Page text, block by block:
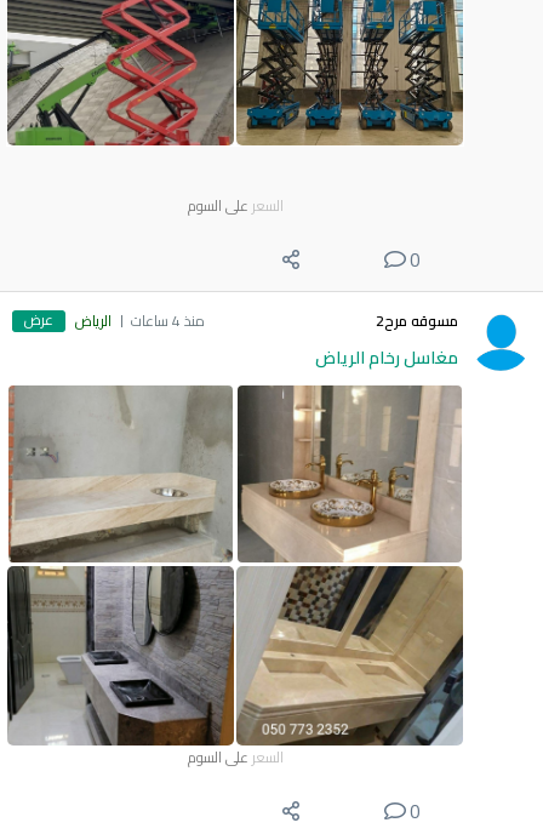
السعر على السوم
0
مسوقه مرح2 منذ 4 ساعات الرياض عرض
مغاسل رخام الرياض
السعر على السوم
0